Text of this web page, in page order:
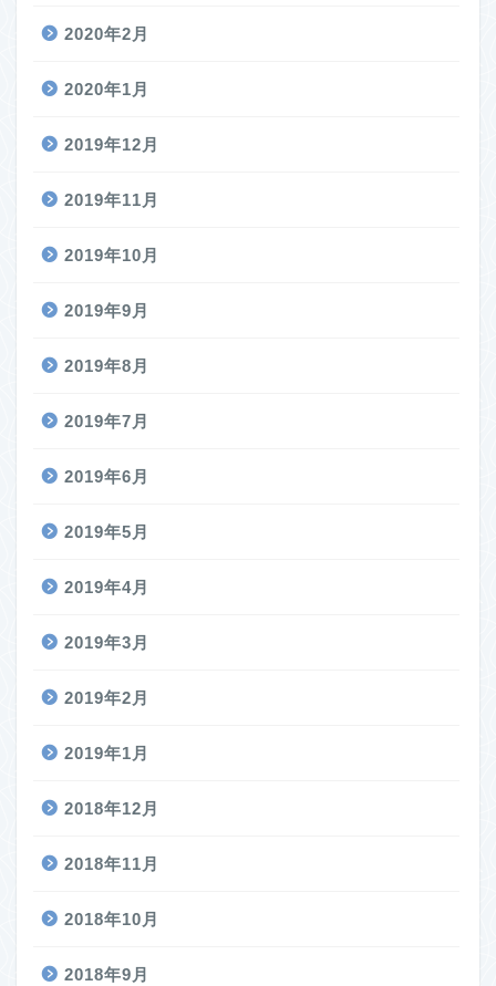
2020年2月
2020年1月
2019年12月
2019年11月
2019年10月
2019年9月
2019年8月
2019年7月
2019年6月
2019年5月
2019年4月
2019年3月
2019年2月
2019年1月
2018年12月
2018年11月
2018年10月
2018年9月